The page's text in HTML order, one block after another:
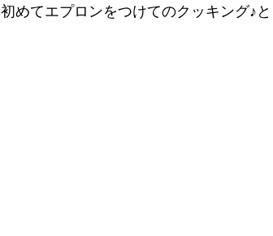
初めてエプロンをつけてのクッキング♪